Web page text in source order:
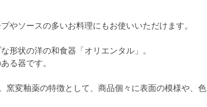
やソースの多いお料理にもお使いいただけます。
形状の洋の和食器「オリエンタル」。
る器です。
窯変釉薬の特徴として、商品個々に表面の模様や、色